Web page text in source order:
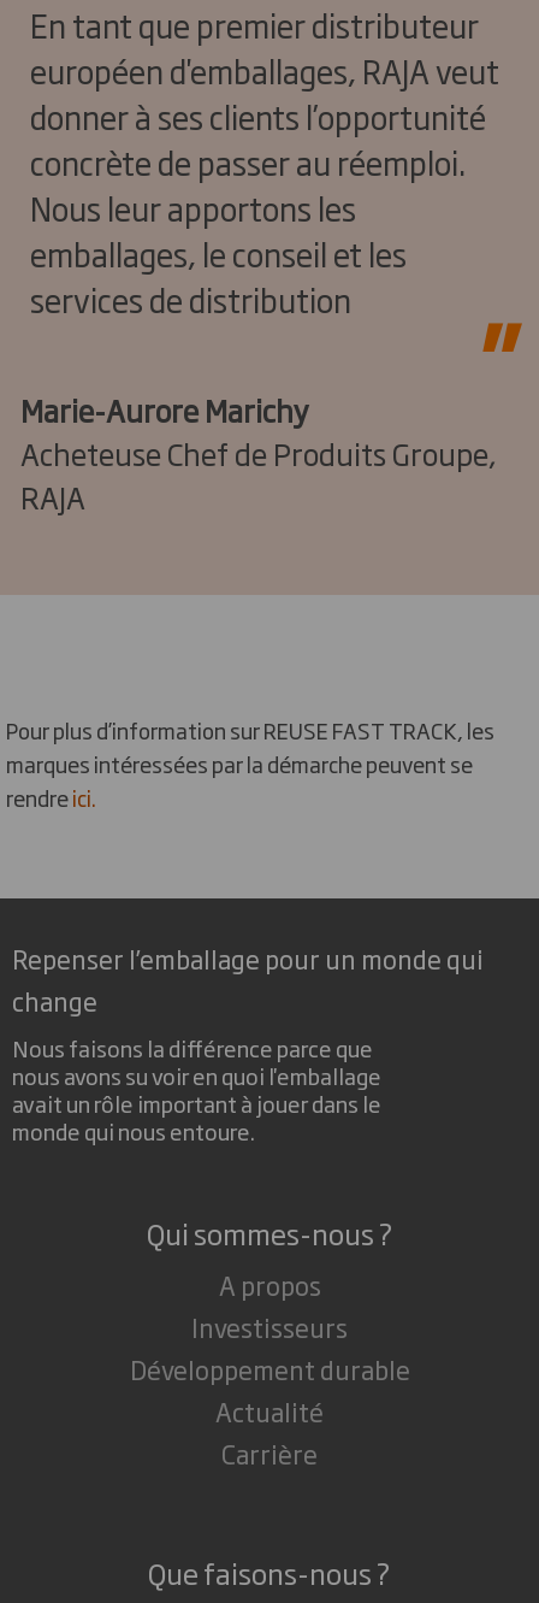
En tant que premier distributeur
européen d'emballages, RAJA veut
donner à ses clients l’opportunité
concrète de passer au réemploi.
Nous leur apportons les
emballages, le conseil et les
services de distribution
Marie-Aurore Marichy
Acheteuse Chef de Produits Groupe,
RAJA
Pour plus d’information sur REUSE FAST TRACK, les
marques intéressées par la démarche peuvent se
rendreici.
Repenser l’emballage pour un monde qui
change
Nous faisons la différence parce que
nous avons su voir en quoi l'emballage
avait un rôle important à jouer dans le
monde qui nous entoure.
Qui sommes-nous ?
A propos
Investisseurs
Développement durable
Actualité
Carrière
Que faisons-nous ?